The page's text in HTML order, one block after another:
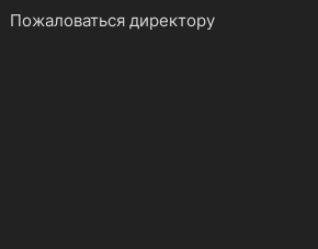
Пожаловаться директору